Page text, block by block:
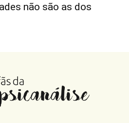
não são as dos